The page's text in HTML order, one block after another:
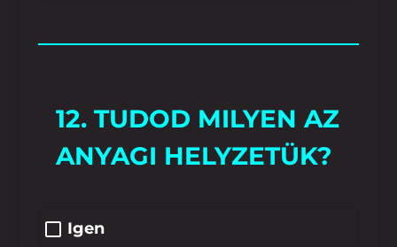
12. TUDOD MILYEN AZ
ANYAGI HELYZETÜK?
Igen